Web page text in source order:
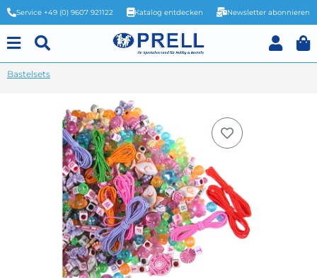
Service +49 (0) 9607 921122 Katalog entdecken Newsletter abonnieren
Bastelsets